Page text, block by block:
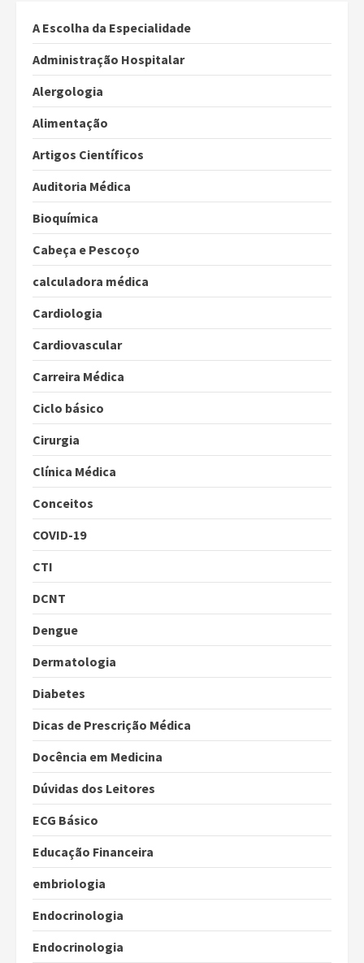
A Escolha da Especialidade
Administração Hospitalar
Alergologia
Alimentação
Artigos Científicos
Auditoria Médica
Bioquímica
Cabeça e Pescoço
calculadora médica
Cardiologia
Cardiovascular
Carreira Médica
Ciclo básico
Cirurgia
Clínica Médica
Conceitos
COVID-19
CTI
DCNT
Dengue
Dermatologia
Diabetes
Dicas de Prescrição Médica
Docência em Medicina
Dúvidas dos Leitores
ECG Básico
Educação Financeira
embriologia
Endocrinologia
Endocrinologia